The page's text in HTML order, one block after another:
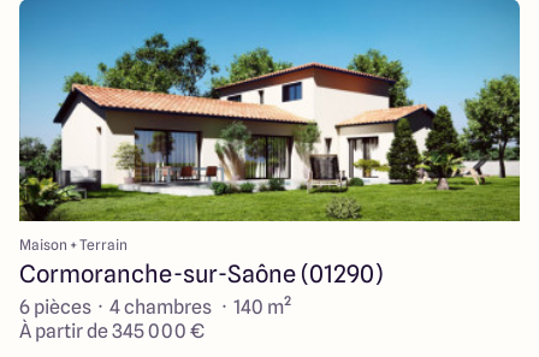
Maison + Terrain
Cormoranche-sur-Saône (01290)
6 pièces · 4 chambres · 140 m²
À partir de 345 000 €